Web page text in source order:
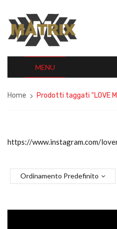
MENU
Home Prodotti taggati “LOVE
https://www.instagram.com/
Ordinamento Predefinito